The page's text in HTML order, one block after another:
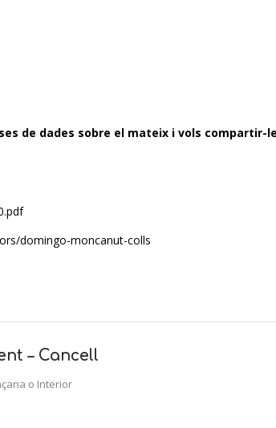
de dades sobre el mateix i vols compartir-
domingo-moncanut-colls
– Cancell
o Interior